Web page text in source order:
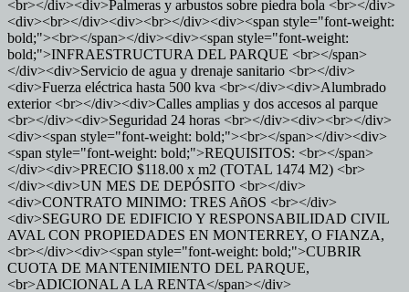
<br></div><div>Palmeras y arbustos sobre piedra bola <br></div>
<div><br></div><div><br></div><div><span style="font-weight:
bold;"><br></span></div><div><span style="font-weight:
bold;">INFRAESTRUCTURA DEL PARQUE <br></span>
</div><div>Servicio de agua y drenaje sanitario <br></div>
<div>Fuerza eléctrica hasta 500 kva <br></div><div>Alumbrado
exterior <br></div><div>Calles amplias y dos accesos al parque
<br></div><div>Seguridad 24 horas <br></div><div><br></div>
<div><span style="font-weight: bold;"><br></span></div><div>
<span style="font-weight: bold;">REQUISITOS: <br></span>
</div><div>PRECIO $118.00 x m2 (TOTAL 1474 M2) <br>
</div><div>UN MES DE DEPÓSITO <br></div>
<div>CONTRATO MINIMO: TRES AñOS <br></div>
<div>SEGURO DE EDIFICIO Y RESPONSABILIDAD CIVIL
AVAL CON PROPIEDADES EN MONTERREY, O FIANZA,
<br></div><div><span style="font-weight: bold;">CUBRIR
CUOTA DE MANTENIMIENTO DEL PARQUE,
<br>ADICIONAL A LA RENTA</span></div>